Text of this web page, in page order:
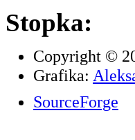
Stopka:
Copyright ©
Grafika:
SourceForge